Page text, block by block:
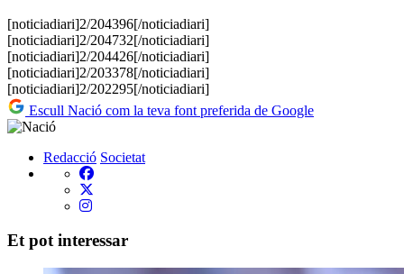
[noticiadiari]2/204396[/noticiadiari]
[noticiadiari]2/204732[/noticiadiari]
[noticiadiari]2/204426[/noticiadiari]
[noticiadiari]2/203378[/noticiadiari]
[noticiadiari]2/202295[/noticiadiari]
Escull Nació com la teva font preferida de Google
Redacció Societat
Et pot interessar